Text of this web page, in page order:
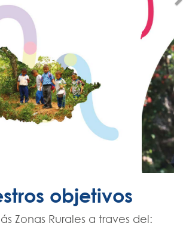
objetivos
Zonas Rurales a traves del: